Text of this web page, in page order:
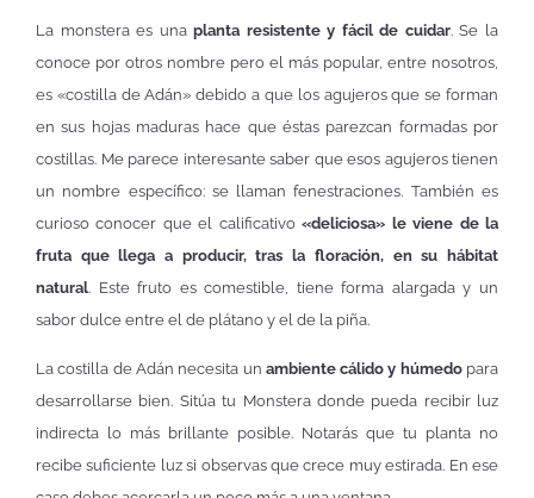
La monstera es unaplanta resistente y fácil de cuidar. Se la
conoce por otros nombre pero el más popular, entre nosotros,
es «costilla de Adán» debido a que los agujeros que se forman
en sus hojas maduras hace que éstas parezcan formadas por
costillas. Me parece interesante saber que esos agujeros tienen
un nombre específico: se llaman fenestraciones. También es
curioso conocer que el calificativo«deliciosa» le viene de la
fruta que llega a producir, tras la floración, en su hábitat
natural. Este fruto es comestible, tiene forma alargada y un
sabor dulce entre el de plátano y el de la piña.
La costilla de Adán necesita un ambiente cálido y húmedopara
desarrollarse bien. Sitúa tu Monstera donde pueda recibir luz
indirecta lo más brillante posible. Notarás que tu planta no
recibe suficiente luz si observas que crece muy estirada. En ese